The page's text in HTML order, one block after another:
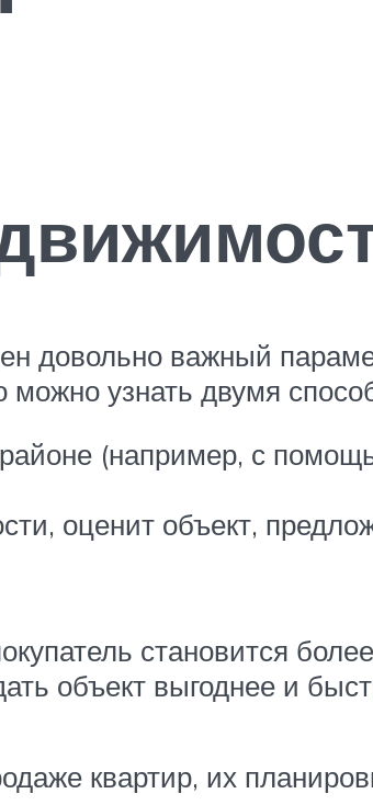
довольно важный
можно узнать двумя
(например, с
оценит объект,
становится
объект выгоднее и
квартир, их